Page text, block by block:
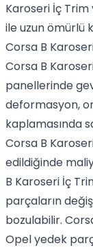
Karoseri İç
ile uzun ömürlü
Corsa B
Corsa B
panellerinde
deformasyon,
kaplamasında
Corsa B
edildiğinde
B Karoseri İç
parçaların
bozulabilir.
Opel yedek